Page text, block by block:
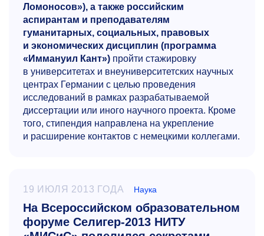
Ломоносов»), а также российским
аспирантам и преподавателям
гуманитарных, социальных, правовых
и экономических дисциплин (программа
«Иммануил Кант») пройти стажировку
в университетах и внеуниверситетских научных
центрах Германии с целью проведения
исследований в рамках разрабатываемой
диссертации или иного научного проекта. Кроме
того, стипендия направлена на укрепление
и расширение контактов с немецкими коллегами.
19 ИЮЛЯ 2013 ГОДА Наука
На Всероссийском образовательном
форуме Селигер-2013 НИТУ